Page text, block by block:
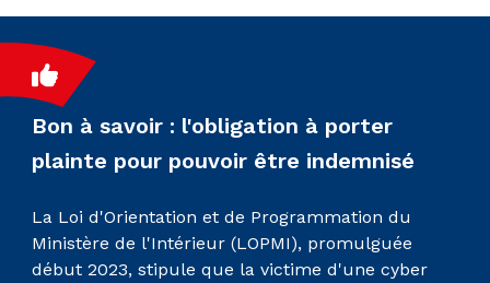
Bon à savoir : l'obligation à porter
plainte pour pouvoir être indemnisé
La Loi d'Orientation et de Programmation du
Ministère de l'Intérieur (LOPMI), promulguée
début 2023, stipule que la victime d'une cyber